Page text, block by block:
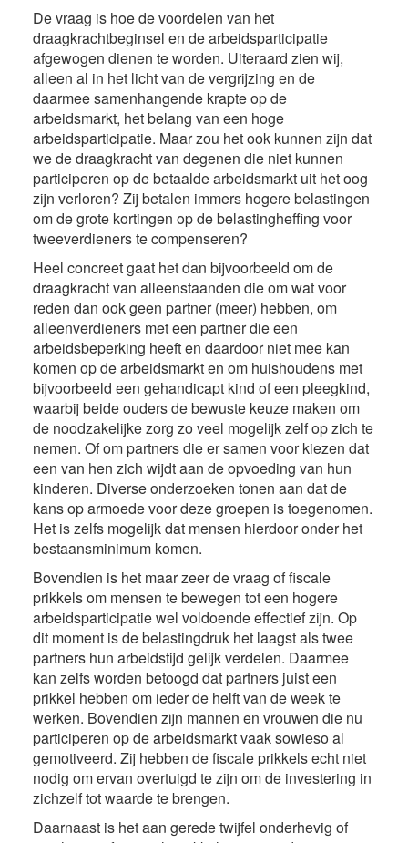
De vraag is hoe de voordelen van het
draagkrachtbeginsel en de arbeidsparticipatie
afgewogen dienen te worden. Uiteraard zien wij,
alleen al in het licht van de vergrijzing en de
daarmee samenhangende krapte op de
arbeidsmarkt, het belang van een hoge
arbeidsparticipatie. Maar zou het ook kunnen zijn dat
we de draagkracht van degenen die niet kunnen
participeren op de betaalde arbeidsmarkt uit het oog
zijn verloren? Zij betalen immers hogere belastingen
om de grote kortingen op de belastingheffing voor
tweeverdieners te compenseren?
Heel concreet gaat het dan bijvoorbeeld om de
draagkracht van alleenstaanden die om wat voor
reden dan ook geen partner (meer) hebben, om
alleenverdieners met een partner die een
arbeidsbeperking heeft en daardoor niet mee kan
komen op de arbeidsmarkt en om huishoudens met
bijvoorbeeld een gehandicapt kind of een pleegkind,
waarbij beide ouders de bewuste keuze maken om
de noodzakelijke zorg zo veel mogelijk zelf op zich te
nemen. Of om partners die er samen voor kiezen dat
een van hen zich wijdt aan de opvoeding van hun
kinderen. Diverse onderzoeken tonen aan dat de
kans op armoede voor deze groepen is toegenomen.
Het is zelfs mogelijk dat mensen hierdoor onder het
bestaansminimum komen.
Bovendien is het maar zeer de vraag of fiscale
prikkels om mensen te bewegen tot een hogere
arbeidsparticipatie wel voldoende effectief zijn. Op
dit moment is de belastingdruk het laagst als twee
partners hun arbeidstijd gelijk verdelen. Daarmee
kan zelfs worden betoogd dat partners juist een
prikkel hebben om ieder de helft van de week te
werken. Bovendien zijn mannen en vrouwen die nu
participeren op de arbeidsmarkt vaak sowieso al
gemotiveerd. Zij hebben de fiscale prikkels echt niet
nodig om ervan overtuigd te zijn om de investering in
zichzelf tot waarde te brengen.
Daarnaast is het aan gerede twijfel onderhevig of